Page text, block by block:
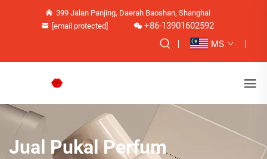
399 Jalan Panjing, Daerah Baoshan, Shanghai
[email protected]
+86-13901602592
MS
Jual Pukal Perfum